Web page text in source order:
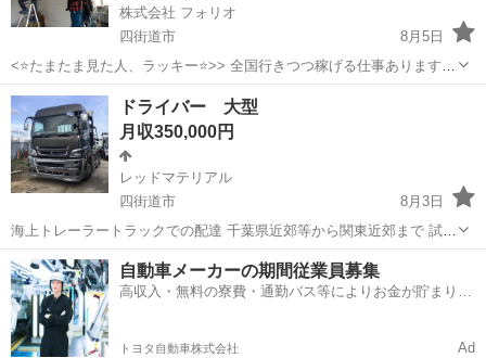
株式会社 フォリオ
四街道市
8月5日
<⭐️たまたま見た人、ラッキー⭐️>> 全国行きつつ稼げる仕事あります🌈
✨✨ ✅ 即決採用🚀お急ぎの方も大歓迎！ ✅ 未経験からスタートOK ✅
千葉 四街道市 電気 未経験
ドライバー 大型
月収350,000円
レッドマテリアル
四街道市
8月3日
海上トレーラートラックでの配達 千葉県近郊等から関東近郊まで 試用
期間2カ月 平日常勤現場により 交通費、休憩有り
千葉 四街道市 ドライバー 業務
自動車メーカーの期間従業員募集
高収入・無料の寮費・通勤バス等によりお金が貯まりや
トヨタ自動車株式会社 Ad